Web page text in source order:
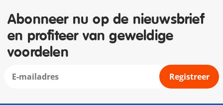
Abonneer nu op de nieuwsbrief
en profiteer van geweldige
voordelen
Registreer